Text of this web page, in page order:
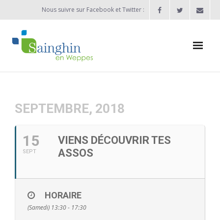
Nous suivre sur Facebook et Twitter :
Agenda
- Allocation d’études 2025/2026
- Vie scolaire
- - Ecole Maternelle Thomas Pesquet
SEPTEMBRE, 2018
15
SEPT
VIENS DÉCOUVRIR TES
ASSOS
HORAIRE
(Samedi) 13:30 - 17:30